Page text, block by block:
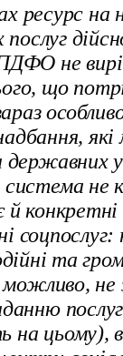
ресурс на
послуг
не
що
державних
не
й конкретні
соцпослуг:
та
можливо,
на цьому),